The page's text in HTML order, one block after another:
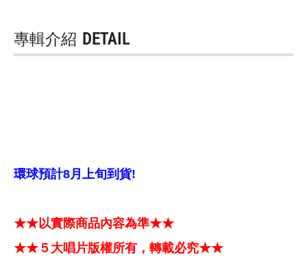
專輯介紹 DETAIL
環球預計8月上旬到貨!
★★以實際商品內容為準★★
★★５大唱片版權所有，轉載必究★★